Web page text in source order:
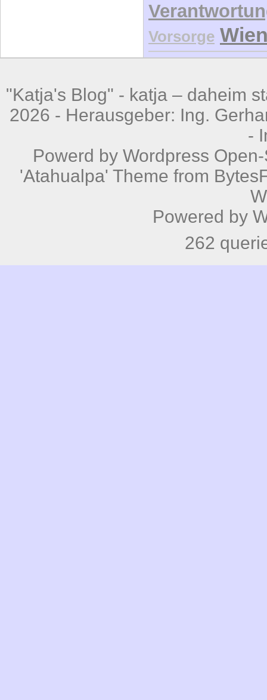
Vorsorge
"Katja's Blog" - katja – daheim
2026 - Herausgeber: Ing.
-
Powerd by Wordpress
'Atahualpa' Theme from
Powered by
262